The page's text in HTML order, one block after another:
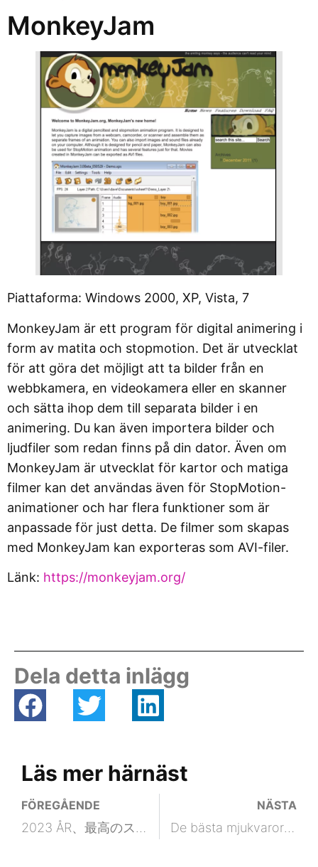
MonkeyJam
Piattaforma: Windows 2000, XP, Vista, 7
MonkeyJam är ett program för digital animering i
form av matita och stopmotion. Det är utvecklat
för att göra det möjligt att ta bilder från en
webbkamera, en videokamera eller en skanner
och sätta ihop dem till separata bilder i en
animering. Du kan även importera bilder och
ljudfiler som redan finns på din dator. Även om
MonkeyJam är utvecklat för kartor och matiga
filmer kan det användas även för StopMotion-
animationer och har flera funktioner som är
anpassade för just detta. De filmer som skapas
med MonkeyJam kan exporteras som AVI-filer.
Länk: https://monkeyjam.org/
Dela detta inlägg
Läs mer härnäst
FÖREGÅENDE
2023 ÅR、最高のストップモーションソフトウェア
NÄSTA
De bästa mjukvarorna för stop motion 2023